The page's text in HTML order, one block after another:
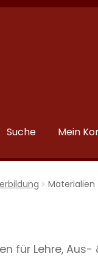
Suche Mein
Materialien
für Lehre, Aus-